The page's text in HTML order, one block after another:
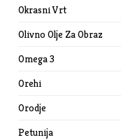
Okrasni Vrt
Olivno Olje Za Obraz
Omega 3
Orehi
Orodje
Petunija